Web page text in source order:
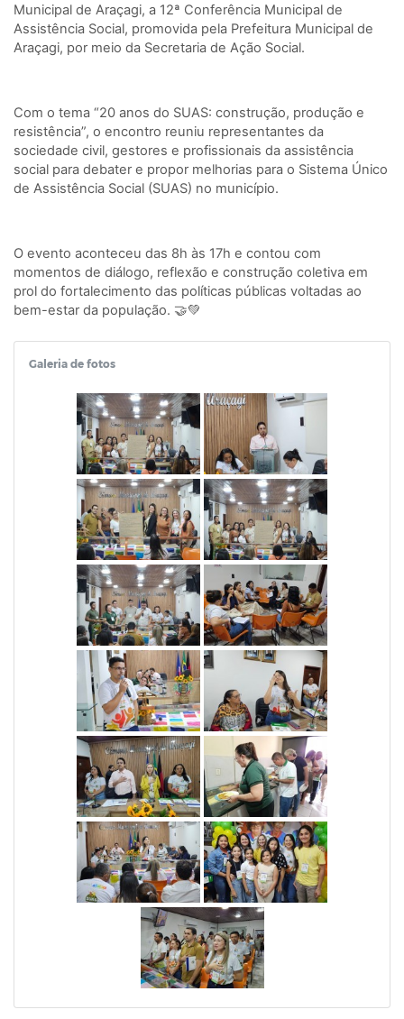
Municipal de Araçagi, a 12ª Conferência Municipal de
Assistência Social, promovida pela Prefeitura Municipal de
Araçagi, por meio da Secretaria de Ação Social.
Com o tema “20 anos do SUAS: construção, produção e
resistência”, o encontro reuniu representantes da
sociedade civil, gestores e profissionais da assistência
social para debater e propor melhorias para o Sistema Único
de Assistência Social (SUAS) no município.
O evento aconteceu das 8h às 17h e contou com
momentos de diálogo, reflexão e construção coletiva em
prol do fortalecimento das políticas públicas voltadas ao
bem-estar da população. 🤝💚
Galeria de fotos